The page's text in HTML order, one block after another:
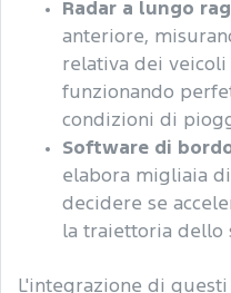
Radar a lungo
anteriore,
relativa dei veicoli
funzionando
condizioni di
Software di
elabora migliaia
decidere se
la traiettoria dello
L'integrazione di